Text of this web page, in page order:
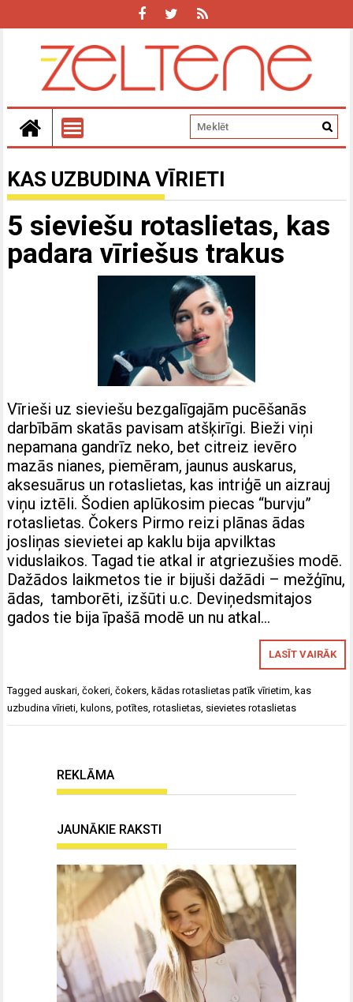
KAS UZBUDINA VĪRIETI
5 sieviešu rotaslietas, kas
padara vīriešus trakus
Vīrieši uz sieviešu bezgalīgajām pucēšanās
darbībām skatās pavisam atšķirīgi. Bieži viņi
nepamana gandrīz neko, bet citreiz ievēro
mazās nianes, piemēram, jaunus auskarus,
aksesuārus un rotaslietas, kas intriģē un aizrauj
viņu iztēli. Šodien aplūkosim piecas “burvju”
rotaslietas. Čokers Pirmo reizi plānas ādas
josliņas sievietei ap kaklu bija apvilktas
viduslaikos. Tagad tie atkal ir atgriezušies modē.
Dažādos laikmetos tie ir bijuši dažādi – mežģīnu,
ādas, tamborēti, izšūti u.c. Deviņedsmitajos
gados tie bija īpašā modē un nu atkal…
LASĪT VAIRĀK
Taggedauskari ,čokeri ,čokers ,kādas rotaslietas patīk vīrietim ,kas
uzbudina vīrieti ,kulons ,potītes ,rotaslietas sievietes rotaslietas
REKLĀMA
JAUNĀKIE RAKSTI